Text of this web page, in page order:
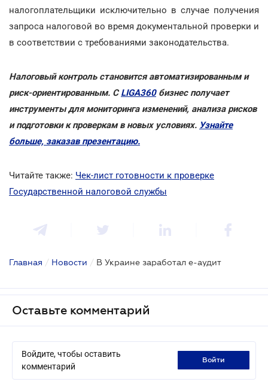
налогоплательщики исключительно в случае получения
запроса налоговой во время документальной проверки и
в соответствии с требованиями законодательства.
Налоговый контроль становится автоматизированным и
риск-ориентированным. СLIGA360бизнес получает
инструменты для мониторинга изменений, анализа рисков
и подготовки к проверкам в новых условиях. Узнайте
больше, заказав презентацию.
Читайте также: Чек-лист готовности к проверке
Государственной налоговой службы
Главная / Новости / В Украине заработал е-аудит
Оставьте комментарий
Войдите, чтобы оставить
комментарий
войти